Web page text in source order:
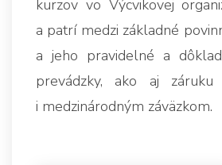
kurzov vo Výcvikovej
a patrí medzi základné
a jeho pravidelné a
prevádzky, ako aj
i medzinárodným záväzkom.